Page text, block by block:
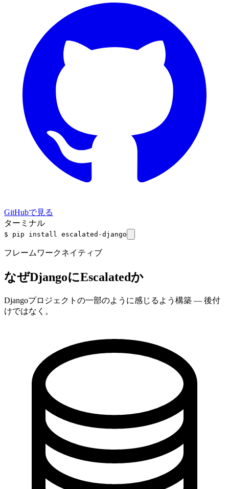
GitHubで見る
ターミナル
$ pip install escalated-django
フレームワークネイティブ
なぜDjangoにEscalatedか
Djangoプロジェクトの一部のように感じるよう構築 — 後付
けではなく。